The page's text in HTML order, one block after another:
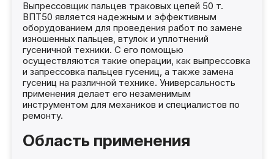
Выпрессовщик пальцев траковых цепей 50 т.
ВПТ50 является надежным и эффективным
оборудованием для проведения работ по замене
изношенных пальцев, втулок и уплотнений
гусеничной техники. С его помощью
осуществляются такие операции, как выпрессовка
и запрессовка пальцев гусениц, а также замена
гусениц на различной технике. Универсальность
применения делает его незаменимым
инструментом для механиков и специалистов по
ремонту.
Область применения